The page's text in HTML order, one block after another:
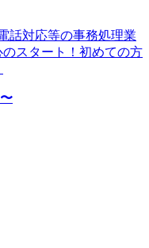
話対応等の事務処理業
スタート！初めての方